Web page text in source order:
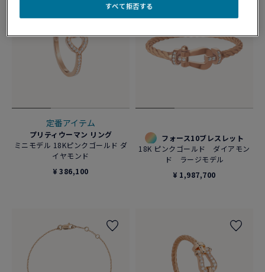
定番アイテム
プリティウーマン リング
ミニモデル 18Kピンクゴールド ダ
イヤモンド
¥ 386,100
フォース10ブレスレット
18K ピンクゴールド ダイアモン
ド ラージモデル
¥ 1,987,700
すべて拒否する